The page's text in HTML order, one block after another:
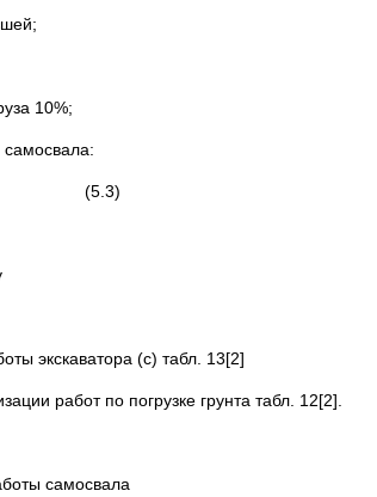
10%;
самосвала:
(5.3)
экскаватора (с) табл. 13[2]
работ по погрузке грунта табл. 12[2].
самосвала